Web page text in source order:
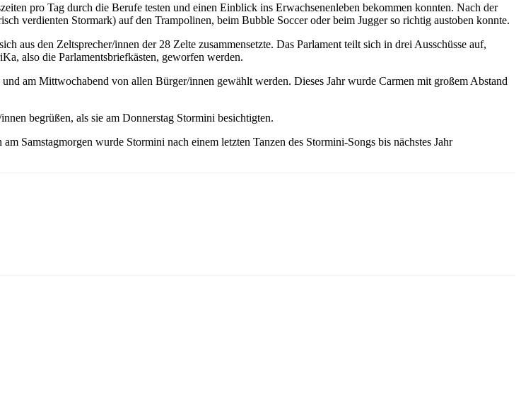
pro Tag durch die Berufe testen und einen Einblick ins Erwachsenenleben bekommen konnten. Nach der
verdienten Stormark) auf den Trampolinen, beim Bubble Soccer oder beim Jugger so richtig austoben konnte.
aus den Zeltsprecher/innen der 28 Zelte zusammensetzte. Das Parlament teilt sich in drei Ausschüsse auf,
also die Parlamentsbriefkästen, geworfen werden.
am Mittwochabend von allen Bürger/innen gewählt werden. Dieses Jahr wurde Carmen mit großem Abstand
begrüßen, als sie am Donnerstag Stormini besichtigten.
Samstagmorgen wurde Stormini nach einem letzten Tanzen des Stormini-Songs bis nächstes Jahr